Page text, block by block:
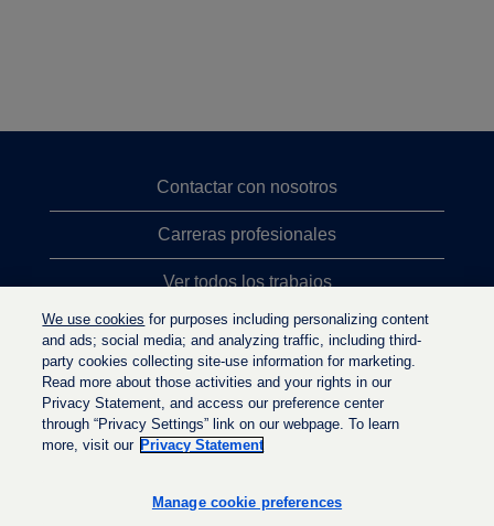
Contactar con nosotros
Carreras profesionales
Ver todos los trabajos
Búsqueda de altos cargos
Política de privacidad
a
a
We use cookies for purposes including personalizing content
and ads; social media; and analyzing traffic, including third-
party cookies collecting site-use information for marketing.
Read more about those activities and your rights in our
Privacy Statement, and access our preference center
through “Privacy Settings” link on our webpage. To learn
more, visit our Privacy Statement
Manage cookie preferences